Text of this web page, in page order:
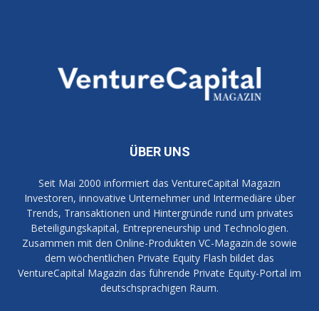
ÜBER UNS
Seit Mai 2000 informiert das VentureCapital Magazin
Investoren, innovative Unternehmer und Intermediäre über
Trends, Transaktionen und Hintergründe rund um privates
Beteiligungskapital, Entrepreneurship und Technologien.
Zusammen mit den Online-Produkten VC-Magazin.de sowie
dem wöchentlichen Private Equity Flash bildet das
VentureCapital Magazin das führende Private Equity-Portal im
deutschsprachigen Raum.